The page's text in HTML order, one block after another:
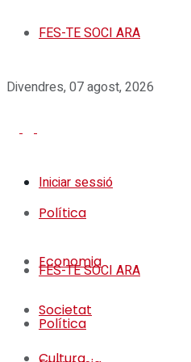
FES-TE SOCI ARA
Divendres, 07 agost, 2026
Iniciar sessió
Política
Economia
Societat
FES-TE SOCI ARA
Política